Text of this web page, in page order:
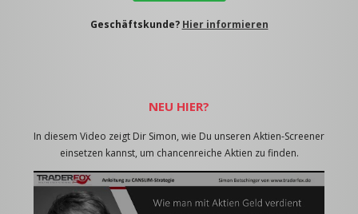
Geschäftskunde? Hier informieren
NEU HIER?
In diesem Video zeigt Dir Simon, wie Du unseren Aktien-Screener
einsetzen kannst, um chancenreiche Aktien zu finden.